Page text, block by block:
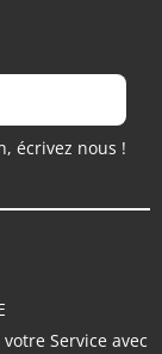
écrivez nous !
Service avec